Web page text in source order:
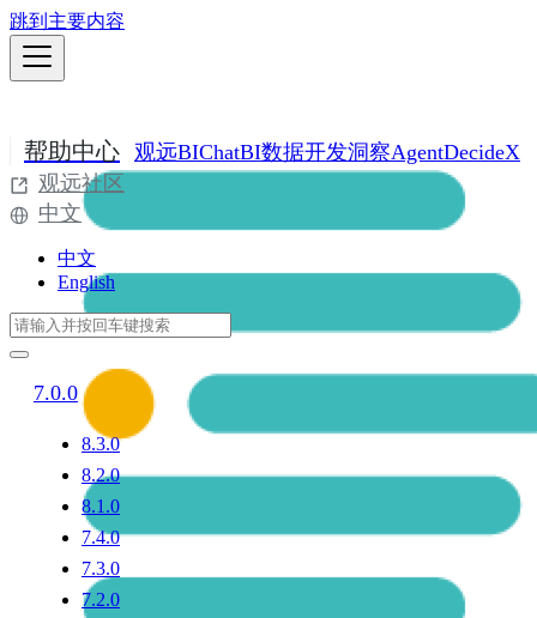
跳到主要内容
帮助中心 观远BIChatBI数据开发洞察AgentDecideX
观远社区
中文
中文
English
7.0.0
8.3.0
8.2.0
8.1.0
7.4.0
7.3.0
7.2.0